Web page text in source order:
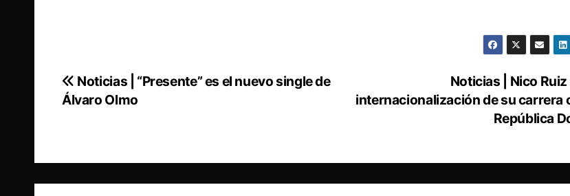
Navegación
Noticias | Nico
internacionalización de su carrera
República
Noticias | “Presente” es el nuevo single de
Álvaro Olmo